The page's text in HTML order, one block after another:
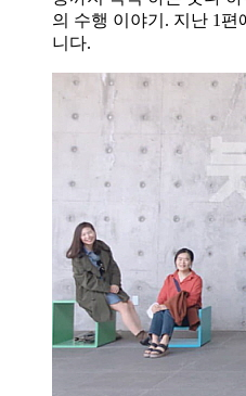
의 수행 이야기. 지난 1
니다.